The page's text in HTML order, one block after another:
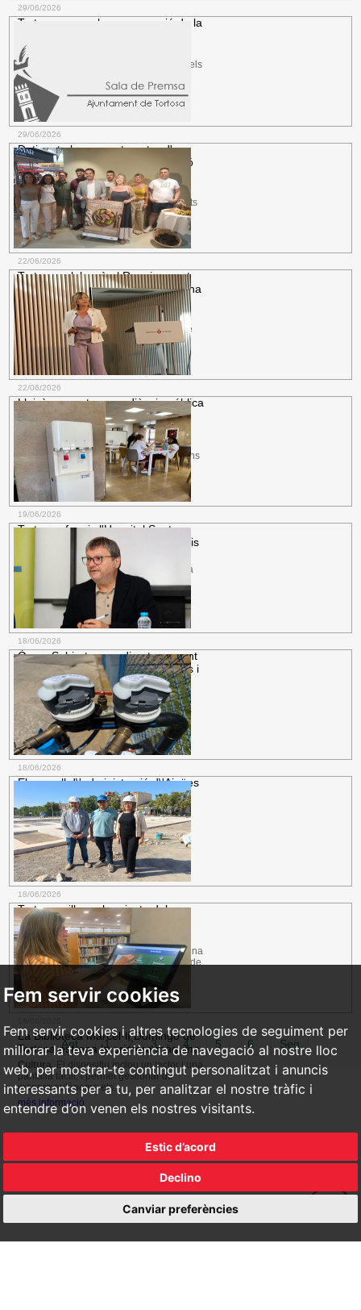
Fem servir cookies
Fem servir cookies i altres tecnologies de seguiment per
millorar la teva experiència de navegació al nostre lloc
web, per mostrar-te contingut personalitzat i anuncis
interessants per a tu, per analitzar el nostre tràfic i
entendre d’on venen els nostres visitants.
Estic d’acord
Declino
Canviar preferències
29/06/2026
Tortosa renova la programació de la
espectacles
Festa del Renaixement.
Es recuperen els
Viatges Historicoartístics i s\'obriran les
passarel·les i les galeries del...
més informació
29/06/2026
Detingut el presumpte autor d'un
robatori amb violència i intimidació
en
Seguretat Ciutadana.La Policia Local
localitza el suposat responsable dels fets
als pocs minuts de l'avís, després...
més informació
22/06/2026
Tortosa celebrarà el Renaixement
Gastronòmic amb dos dies de cuina
en
Festa del Renaixement.
Serà el 17 i 18
de juliol amb Ada Parellada i els xefs de
set restaurants de renom de la ciutat,...
més informació
22/06/2026
Lleixà presenta en audiència pública
un pressupost històric de 52,3
milions
Ajuntament.Els comptes del 2026
incrementen les inversions un 72,4%, fins
als 7,9 milions d'euros, sense...
més informació
19/06/2026
Tortosa afegeix l'Hospital Santa
Creu de Jesús a la xarxa de refugis
La piscina del WIN Jesús està
oberta des del 15 de juny, mentre que la
del poble dels Reguers ho...
més informació
18/06/2026
Òscar Subirats, nou director gerent
de l\'Hospital Santa Creu de Jesús i
de
Salut.La designació arriba després del
procés obert per cobrir la vacant que ha
deixat Matilde...
més informació
18/06/2026
El consell d\'administració d\'Aigües
de Tortosa aprova la proposta de
Aigües.El préstec a set anys i amb un
tipus d\'interès fix del 3,5% servirà per
renovar els comptadors...
més informació
18/06/2026
Tortosa millora el projecte del nou
aparcament d'Adif i s'integrarà la
nova
Urbanisme.
Les actuacions preveuen una
major densitat de vegetació, el sistema de
reg, petites dunes...
més informació
La Biblioteca Marcel·lí Domingo de
Tortosa estrena la primera màquina
Cultura. El dispositiu inclou un lector i una
pantalla tàctil, i permet gestionar de
manera autònoma els...
més informació
Ant 1 2 3 4 5 6 Seg